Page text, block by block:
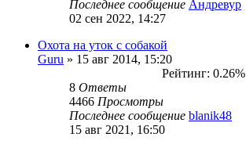
Последнее сообщение Андревур
02 сен 2022, 14:27
Охота на уток с собакой
Guru » 15 авг 2014, 15:20
Рейтинг: 0.26%
8 Ответы
4466 Просмотры
Последнее сообщение blanik48
15 авг 2021, 16:50